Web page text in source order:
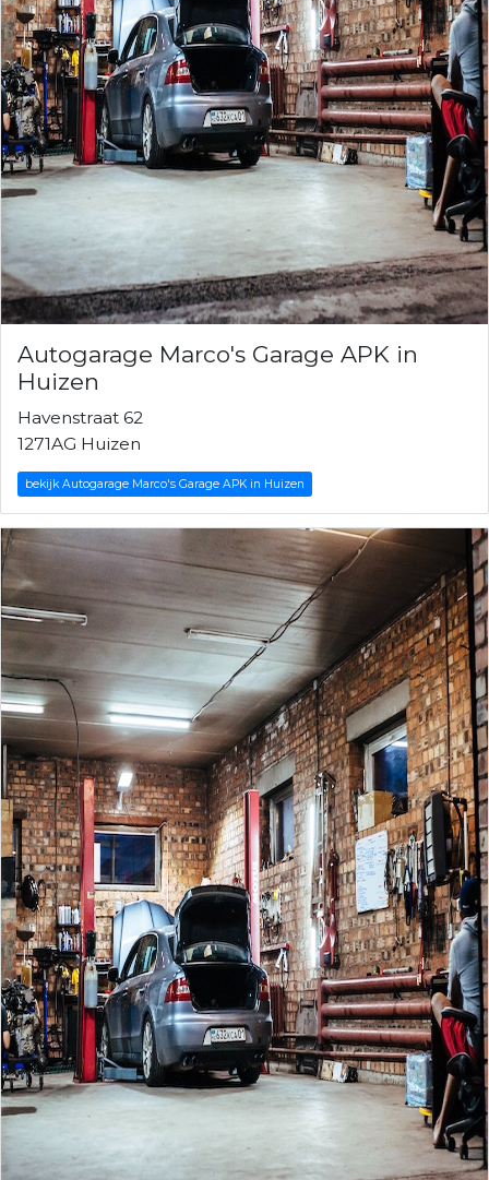
Autogarage Marco's Garage APK in
Huizen
Havenstraat 62
1271AG Huizen
bekijk Autogarage Marco's Garage APK in Huizen